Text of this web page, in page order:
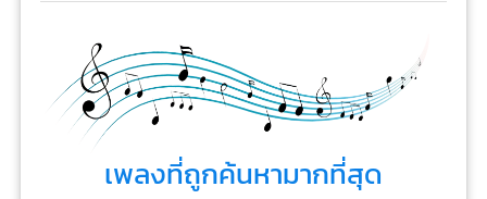
เพลงที่ถูกค้นหามากที่สุด